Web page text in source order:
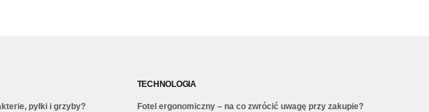
pyłki i grzyby?
TECHNOLOGIA
Fotel ergonomiczny – na co zwrócić uwagę przy zakupie?